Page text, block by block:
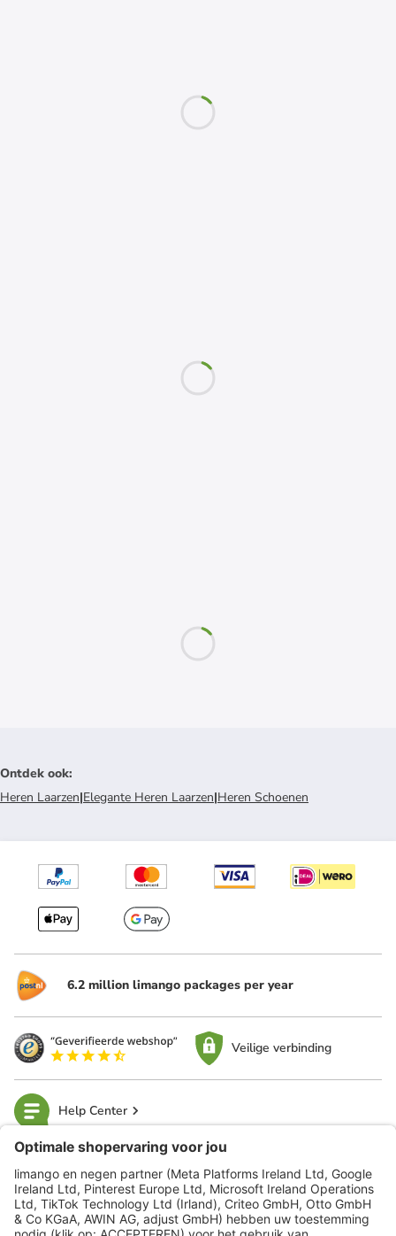
Ontdek ook:
Heren Laarzen|Elegante Heren Laarzen|Heren Schoenen
6.2 million limango packages per year
Veilige verbinding
Help Center
limango
Veilig winkelen